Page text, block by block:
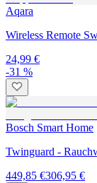
Aqara
Wireless Remote
24,99 €
-31 %
Bosch Smart Home
Twinguard -
449,85 €306,95 €